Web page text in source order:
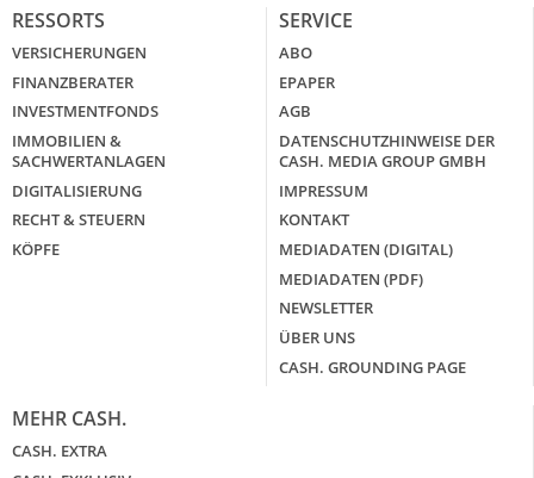
RESSORTS
VERSICHERUNGEN
FINANZBERATER
INVESTMENTFONDS
IMMOBILIEN &
SACHWERTANLAGEN
DIGITALISIERUNG
RECHT & STEUERN
KÖPFE
SERVICE
ABO
EPAPER
AGB
DATENSCHUTZHINWEISE DER
CASH. MEDIA GROUP GMBH
IMPRESSUM
KONTAKT
MEDIADATEN (DIGITAL)
MEDIADATEN (PDF)
NEWSLETTER
ÜBER UNS
CASH. GROUNDING PAGE
MEHR CASH.
CASH. EXTRA